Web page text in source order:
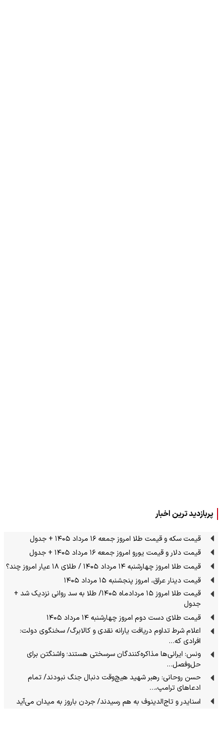
پربازدید ترین اخبار
قیمت سکه و قیمت طلا امروز جمعه ۱۶ مرداد ۱۴۰۵ + جدول
قیمت دلار و قیمت یورو امروز جمعه ۱۶ مرداد ۱۴۰۵ + جدول
قیمت طلا امروز چهارشنبه ۱۴ مرداد ۱۴۰۵ / طلای ۱۸ عیار امروز چند؟
قیمت دینار عراق، امروز پنجشنبه ۱۵ مرداد ۱۴۰۵
قیمت طلا امروز ۱۵ مردادماه ۱۴۰۵/ طلا به سد روانی نزدیک شد +
جدول
قیمت طلای دست دوم امروز چهارشنبه ۱۴ مرداد ۱۴۰۵
اعلام شرط تداوم دریافت یارانه نقدی و کالابرگ/ سخنگوی دولت:
افرادی که…
ونس: ایرانی‌ها مذاکره‌کنندگان سرسختی هستند؛ واشنگتن برای
حل‌وفصل…
حسن روحانی: رهبر شهید هیچ‌وقت دنبال جنگ نبودند/ تمام
ادعاهای ترامپ،…
اسنایدر و تاج‌الدینوف به هم رسیدند/ جردن باروز به میدان می‌آید